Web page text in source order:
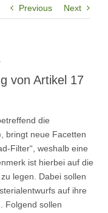
Previous Next
von Artikel 17
die
bringt neue Facetten
Filter“, weshalb eine
ist hierbei auf die
legen. Dabei sollen
auf ihre
Folgend sollen